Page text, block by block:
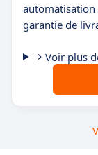
automatisation
garantie de
Voir plus